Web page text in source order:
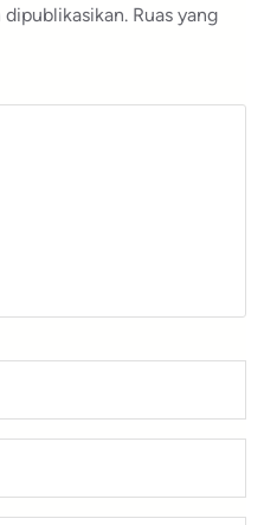
Ruas yang